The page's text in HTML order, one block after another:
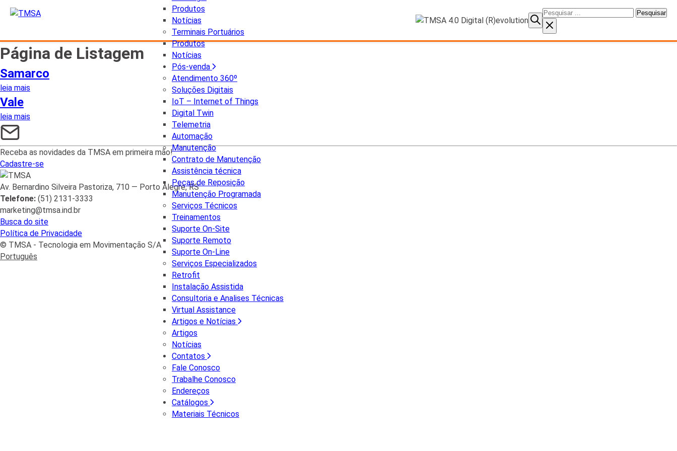
Produtos
Notícias
Terminais Portuários
Produtos
Notícias
Pós-venda
Atendimento 360º
Soluções Digitais
IoT – Internet of Things
Digital Twin
Telemetria
Automação
Manutenção
Contrato de Manutenção
Assistência técnica
Peças de Reposição
Manutenção Programada
Serviços Técnicos
Treinamentos
Suporte On-Site
Suporte Remoto
Suporte On-Line
Serviços Especializados
Retrofit
Instalação Assistida
Consultoria e Analises Técnicas
Virtual Assistance
Artigos e Notícias
Artigos
Notícias
Contatos
Fale Conosco
Trabalhe Conosco
Endereços
Catálogos
Materiais Técnicos
Pesquisar
por:
Página de Listagem
Samarco
leia mais
Vale
leia mais
Receba as novidades da TMSA em primeira mão!
Cadastre-se
Av. Bernardino Silveira Pastoriza, 710 — Porto Alegre, RS
Telefone: (51) 2131-3333
marketing@tmsa.ind.br
Busca do site
Política de Privacidade
© TMSA - Tecnologia em Movimentação S/A
Português